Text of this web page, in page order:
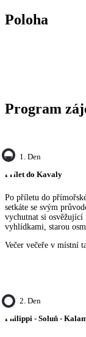
Poloha
Program
1. Den
Přílet do Kavaly
Po příletu do
setkáte se svým
vychutnat si osvěžující
vyhlídkami, starou
Večer večeře v místní
2. Den
Philippi - Soluň -